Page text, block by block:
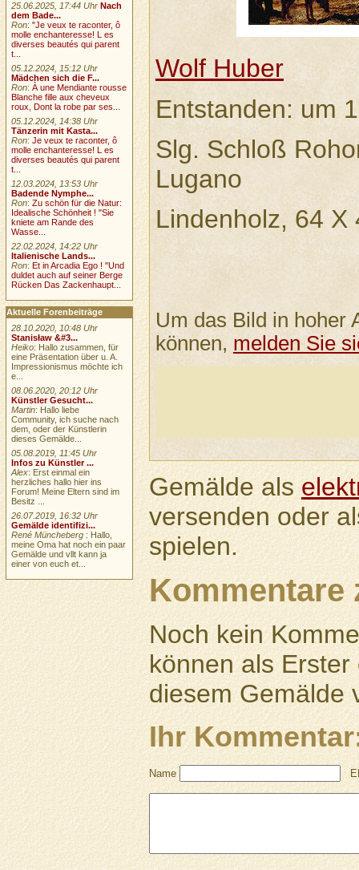
Wolf Huber
Entstanden: um
Slg. Schloß
Lugano
Lindenholz, 64 X
Um das Bild in hoher
können, melden Sie
Gemälde als
versenden oder
spielen.
Kommentare
Noch kein
können als
diesem Gemälde
Ihr
Name
25.06.2025, 17:44 Uhr Nach
dem Bade...
Ron:"Je veux te raconter, ô
molle enchanteresse! L es
diverses beautés qui parent
t...
05.12.2024, 15:12 Uhr
Mädchen sich die F...
Ron:À une Mendiante rousse
Blanche fille aux cheveux
roux, Dont la robe par ses...
05.12.2024, 14:38 Uhr
Tänzerin mit Kasta...
Ron:Je veux te raconter, ô
molle enchanteresse! L es
diverses beautés qui parent
t...
12.03.2024, 13:53 Uhr
Badende Nymphe...
Ron:Zu schön für die Natur:
Idealische Schönheit ! "Sie
kniete am Rande des
Wasse...
22.02.2024, 14:22 Uhr
Italienische Lands...
Ron:Et in Arcadia Ego ! "Und
duldet auch auf seiner Berge
Rücken Das Zackenhaupt...
Aktuelle Forenbeiträge
28.10.2020, 10:48 Uhr
Stanisław &#3...
Heiko: Hallo zusammen, für
eine Präsentation über u. A.
Impressionismus möchte ich
e...
08.06.2020, 20:12 Uhr
Künstler Gesucht...
Martin: Hallo liebe
Community, ich suche nach
dem, oder der Künstlerin
dieses Gemälde...
05.08.2019, 11:45 Uhr
Infos zu Künstler ...
Alex: Erst einmal ein
herzliches hallo hier ins
Forum! Meine Eltern sind im
Besitz ...
26.07.2019, 16:32 Uhr
Gemälde identifizi...
René Müncheberg : Hallo,
meine Oma hat noch ein paar
Gemälde und vllt kann ja
einer von euch et...